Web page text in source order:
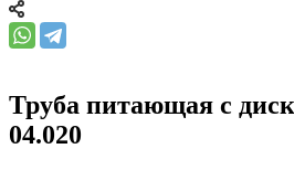
Труба питающая с
04.020